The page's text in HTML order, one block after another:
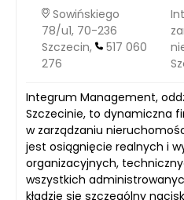
Sowińskiego
78/u1, 70-236
Szczecin,
517 060
276
Integrum Management,
Szczecinie, to dynamiczna
w zarządzaniu
jest osiągnięcie realnych i
organizacyjnych,
wszystkich
kładzie się szczególny